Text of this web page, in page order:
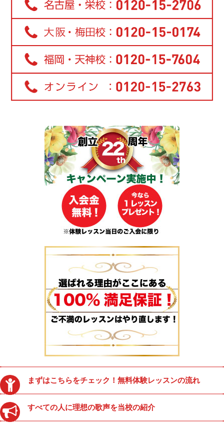
まずはこちらをチェック！無料体験レッスンの流れ
すべての人に理想の歌声を当校の紹介